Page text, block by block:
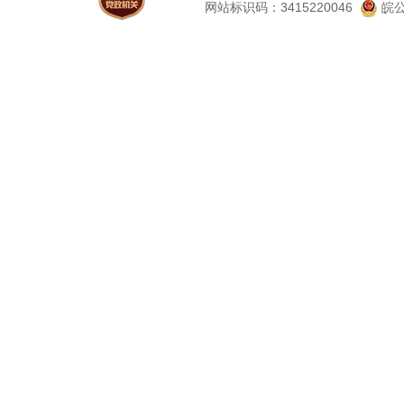
网站标识码：3415220046
皖